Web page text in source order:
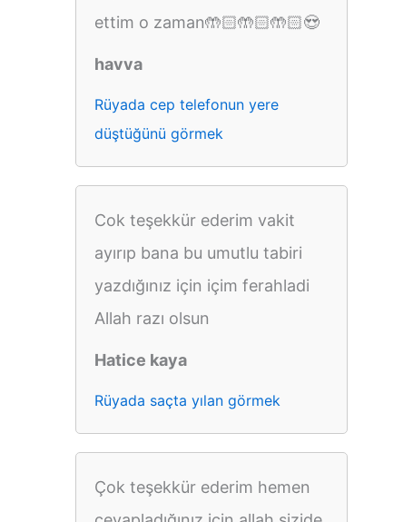
ettim o zaman🤲🏻🤲🏻🤲🏻😍
havva
Rüyada cep telefonun yere
düştüğünü görmek
Cok teşekkür ederim vakit
ayırıp bana bu umutlu tabiri
yazdığınız için içim ferahladi
Allah razı olsun
Hatice kaya
Rüyada saçta yılan görmek
Çok teşekkür ederim hemen